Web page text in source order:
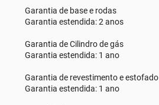
Garantia de base e rodas
Garantia estendida: 2 anos
Garantia de Cilindro de gás
Garantia estendida: 1 ano
Garantia de revestimento e estofado
Garantia estendida: 1 ano